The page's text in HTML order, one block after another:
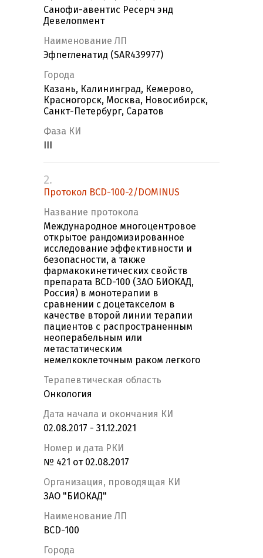
Санофи-авентис Ресерч энд
Девелопмент
Наименование ЛП
Эфпегленатид (SAR439977)
Города
Казань, Калининград, Кемерово,
Красногорск, Москва, Новосибирск,
Санкт-Петербург, Саратов
Фаза КИ
2.
Протокол BCD-100-2/DOMINUS
Название протокола
Международное многоцентровое
открытое рандомизированное
исследование эффективности и
безопасности, а также
фармакокинетических свойств
препарата BCD-100 (ЗАО БИОКАД,
Россия) в монотерапии в
сравнении с доцетакселом в
качестве второй линии терапии
пациентов c распространенным
неоперабельным или
метастатическим
немелкоклеточным раком легкого
Терапевтическая область
Онкология
Дата начала и окончания КИ
02.08.2017 - 31.12.2021
Номер и дата РКИ
№ 421 от 02.08.2017
Организация, проводящая КИ
ЗАО "БИОКАД"
Наименование ЛП
BCD-100
Города